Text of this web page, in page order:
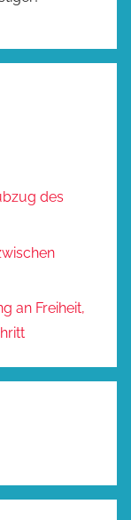
des
an Freiheit,